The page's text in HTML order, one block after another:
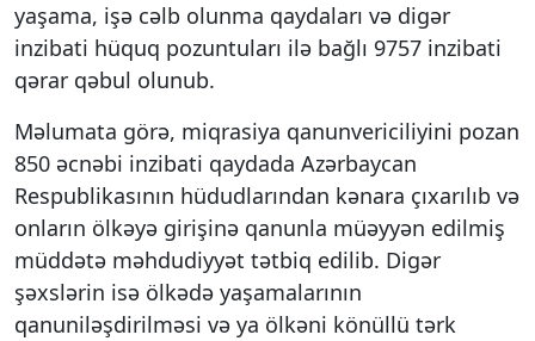
yaşama, işə cəlb olunma qaydaları və digər
inzibati hüquq pozuntuları ilə bağlı 9757 inzibati
qərar qəbul olunub.
Məlumata görə, miqrasiya qanunvericiliyini pozan
850 əcnəbi inzibati qaydada Azərbaycan
Respublikasının hüdudlarından kənara çıxarılıb və
onların ölkəyə girişinə qanunla müəyyən edilmiş
müddətə məhdudiyyət tətbiq edilib. Digər
şəxslərin isə ölkədə yaşamalarının
qanuniləşdirilməsi və ya ölkəni könüllü tərk